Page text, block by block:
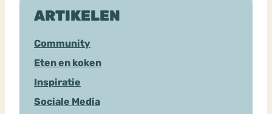
ARTIKELEN
Community
Eten en koken
Inspiratie
Sociale Media